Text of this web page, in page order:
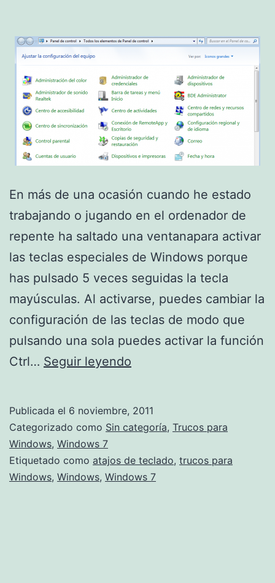
En más de una ocasión cuando he estado
trabajando o jugando en el ordenador de
repente ha saltado una ventanapara activar
las teclas especiales de Windows porque
has pulsado 5 veces seguidas la tecla
mayúsculas. Al activarse, puedes cambiar la
configuración de las teclas de modo que
pulsando una sola puedes activar la función
Ctrl… Seguir leyendo
de
teclas
especiales
Publicada el 6 noviembre, 2011
Categorizado como Sin categoría, Trucos para
Windows, Windows 7
Etiquetado como atajos de teclado, trucos para
Windows, Windows, Windows 7